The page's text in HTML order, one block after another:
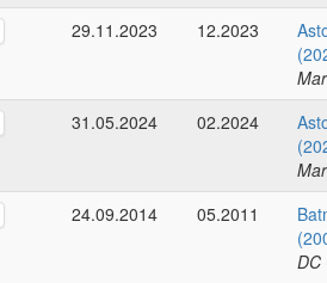
29.11.2023
12.2023
31.05.2024
02.2024
24.09.2014
05.2011
DC